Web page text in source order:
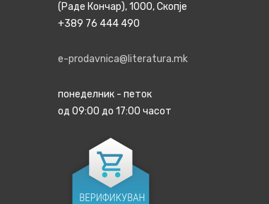
(Раде Кончар), 1000, Скопје
+389 76 444 490
e-prodavnica@literatura.mk
понеделник - петок
од 09:00 до 17:00 часот